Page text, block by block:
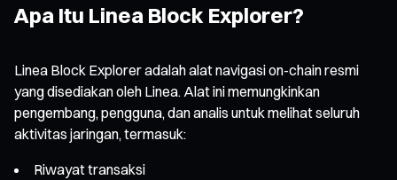
Apa Itu Linea Block Explorer?
Linea Block Explorer adalah alat navigasi on-chain resmi
yang disediakan oleh Linea. Alat ini memungkinkan
pengembang, pengguna, dan analis untuk melihat seluruh
aktivitas jaringan, termasuk:
Riwayat transaksi